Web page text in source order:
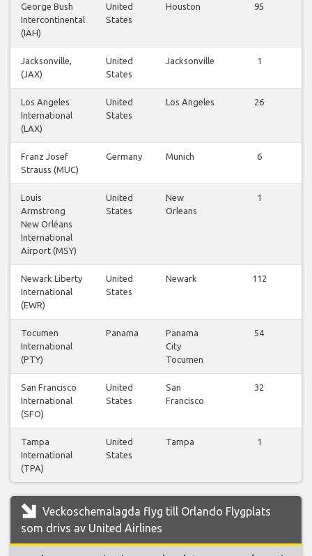
George Bush
Intercontinental
(IAH)
United
States
Houston 95
Jacksonville,
(JAX)
United
States
Jacksonville 1
Los Angeles
International
(LAX)
United
States
Los Angeles 26
Franz Josef
Strauss (MUC)
Germany Munich 6
Louis
Armstrong
New Orléans
International
Airport (MSY)
United
States
New
Orleans
1
Newark Liberty
International
(EWR)
United
States
Newark 112
Tocumen
International
(PTY)
Panama
Panama
City
Tocumen
54
San Francisco
International
(SFO)
United
States
San
Francisco
32
Tampa
International
(TPA)
United
States
Tampa 1
Veckoschemalagda flyg till Orlando Flygplats
som drivs av United Airlines